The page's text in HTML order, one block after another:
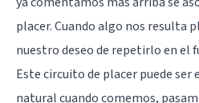
placer. Cuando algo nos resulta
nuestro deseo de repetirlo en el
Este circuito de placer puede ser
natural cuando comemos,